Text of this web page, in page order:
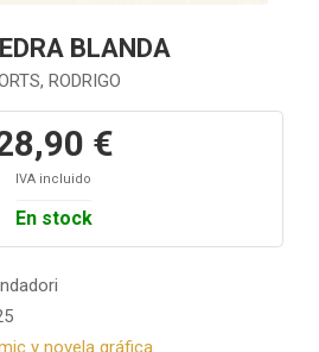
BLANDA
RODRIGO
€
IVA incluido
En stock
y novela gráfica